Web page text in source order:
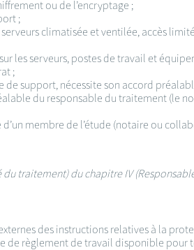
ou de l’encryptage ;
;
climatisée et ventilée, accès
les serveurs, postes de travail et
;
de support, nécessite son accord
du responsable du traitement (le
d’un membre de l’étude (notaire ou
traitement) du chapitre IV
des instructions relatives à la
règlement de travail disponible pour